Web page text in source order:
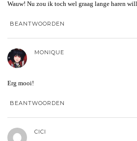
Wauw! Nu zou ik toch wel graag lange haren
BEANTWOORDEN
MONIQUE
Erg mooi!
BEANTWOORDEN
CICI